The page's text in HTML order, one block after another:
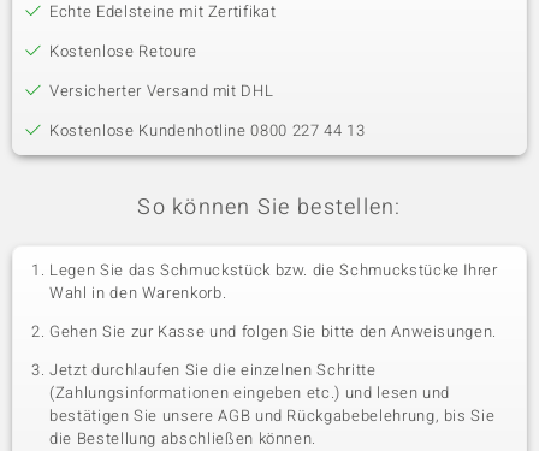
Echte Edelsteine mit Zertifikat
Kostenlose Retoure
Versicherter Versand mit DHL
Kostenlose Kundenhotline 0800 227 44 13
So können Sie bestellen:
Legen Sie das Schmuckstück bzw. die Schmuckstücke Ihrer
Wahl in den Warenkorb.
Gehen Sie zur Kasse und folgen Sie bitte den Anweisungen.
Jetzt durchlaufen Sie die einzelnen Schritte
(Zahlungsinformationen eingeben etc.) und lesen und
bestätigen Sie unsere AGB und Rückgabebelehrung, bis Sie
die Bestellung abschließen können.